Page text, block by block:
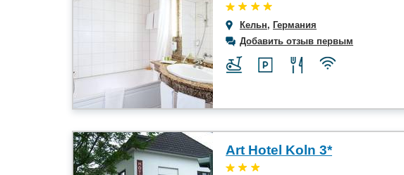
Кельн, Германия
Добавить отзыв первым
Art Hotel Koln 3*